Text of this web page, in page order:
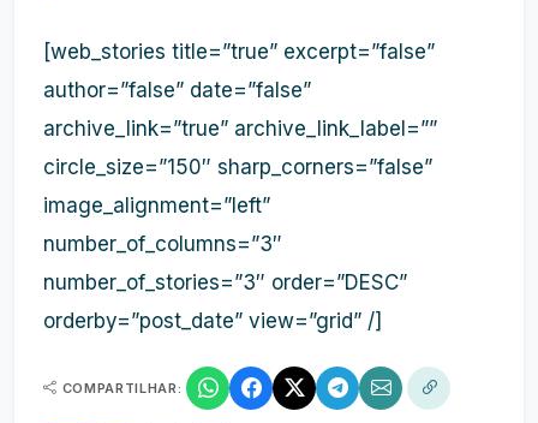
[web_stories title=”true” excerpt=”false”
author=”false” date=”false”
archive_link=”true” archive_link_label=””
circle_size=”150″ sharp_corners=”false”
image_alignment=”left”
number_of_columns=”3″
number_of_stories=”3″ order=”DESC”
orderby=”post_date” view=”grid” /]
COMPARTILHAR: